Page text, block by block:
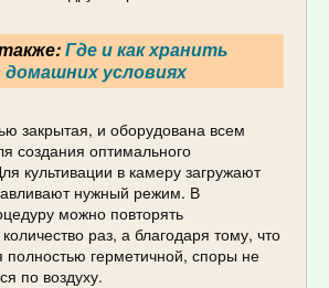
Где и как хранить
домашних условиях
закрытая, и оборудована всем
создания оптимального
культивации в камеру загружают
нужный режим. В
можно повторять
раз, а благодаря тому, что
полностью герметичной, споры не
по воздуху.